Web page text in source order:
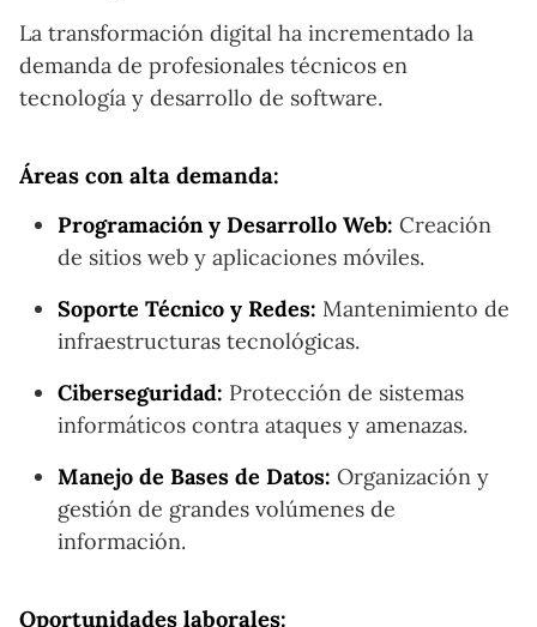
La transformación digital ha incrementado la
demanda de profesionales técnicos en
tecnología y desarrollo de software.
Áreas con alta demanda:
Programación y Desarrollo Web: Creación
de sitios web y aplicaciones móviles.
Soporte Técnico y Redes: Mantenimiento de
infraestructuras tecnológicas.
Ciberseguridad: Protección de sistemas
informáticos contra ataques y amenazas.
Manejo de Bases de Datos: Organización y
gestión de grandes volúmenes de
información.
Oportunidades laborales: